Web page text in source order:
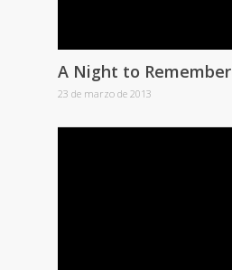
A Night to Remember
23 de marzo de 2013